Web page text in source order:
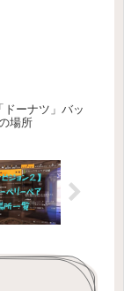
ドーナツ」バッ
場所